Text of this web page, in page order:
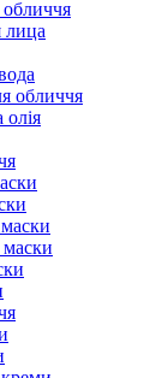
лица
обличчя
олія
маски